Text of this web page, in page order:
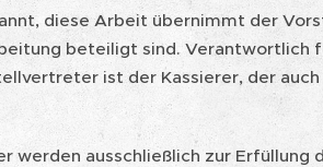
diese Arbeit übernimmt der
beteiligt sind. Verantwortlich
ist der Kassierer, der
werden ausschließlich zur Erfüllung